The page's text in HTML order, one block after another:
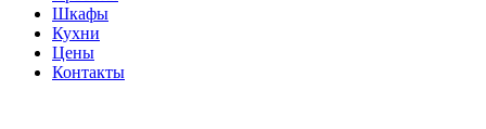
Шкафы
Кухни
Цены
Контакты